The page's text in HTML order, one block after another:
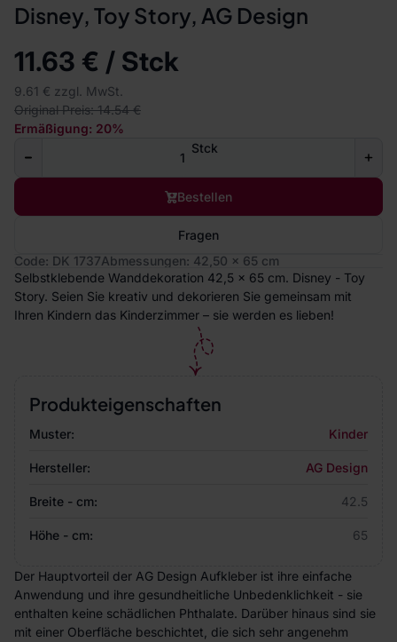
Disney, Toy Story, AG Design
11.63 € / Stck
9.61 € zzgl. MwSt.
Original Preis: 14.54 €
Ermäßigung: 20%
Stck
Bestellen
Fragen
Code: DK 1737Abmessungen: 42,50 x 65 cm
Selbstklebende Wanddekoration 42,5 x 65 cm. Disney - Toy
Story. Seien Sie kreativ und dekorieren Sie gemeinsam mit
Ihren Kindern das Kinderzimmer – sie werden es lieben!
Produkteigenschaften
Muster: Kinder
Hersteller: AG Design
Breite - cm: 42.5
Höhe - cm: 65
Der Hauptvorteil der AG Design Aufkleber ist ihre einfache
Anwendung und ihre gesundheitliche Unbedenklichkeit - sie
enthalten keine schädlichen Phthalate. Darüber hinaus sind sie
mit einer Oberfläche beschichtet, die sich sehr angenehm